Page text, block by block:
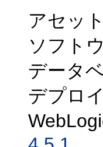
アセッ
ソフト
データ
デプロ